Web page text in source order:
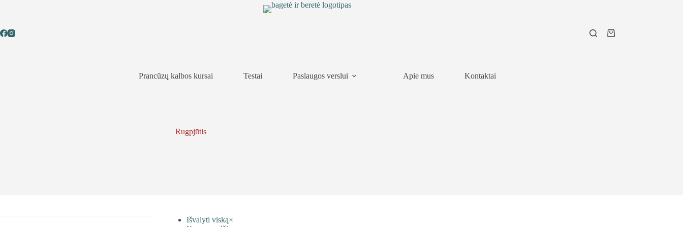
Shopping
Prancūzų kalbos kursai Testai Paslaugos verslui Apie mus Kontaktai
Rugpjūtis
Išvalyti viską×